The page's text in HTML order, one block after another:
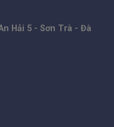
Hải 5 - Sơn Trà - Đà